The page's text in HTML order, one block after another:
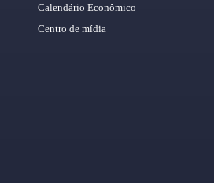
Calendário Econômico
Centro de mídia